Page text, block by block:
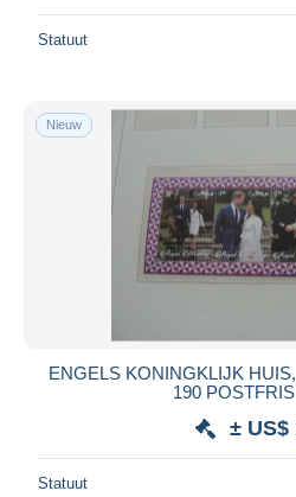
Statuut
Nieuw
ENGELS KONINGKLIJK
190
± US$
Statuut